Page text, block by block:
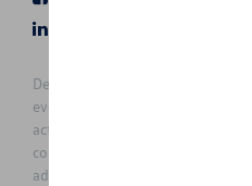
De prijzen op deze site zijn
eventuele installatiekosten. Voor
actuele verkoopprijs en de
contact opnemen met uw
adviesprijzen kunnen zonder